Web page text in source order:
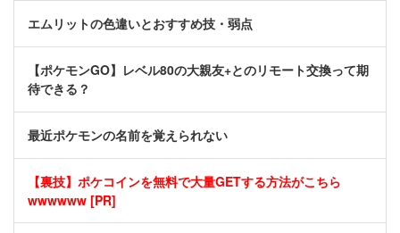
エムリットの色違いとおすすめ技・弱点
【ポケモンGO】レベル80の大親友+とのリモート交換って期
待できる？
最近ポケモンの名前を覚えられない
【裏技】ポケコインを無料で大量GETする方法がこちら
wwwwww [PR]